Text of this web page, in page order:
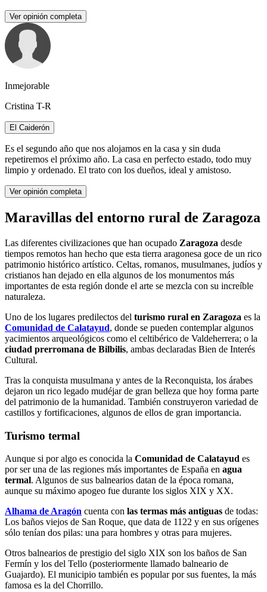
Ver opinión completa
Inmejorable
Cristina T-R
El Caiderón
Es el segundo año que nos alojamos en la casa y sin duda
repetiremos el próximo año. La casa en perfecto estado, todo muy
limpio y ordenado. El trato con los dueños, ideal y amistoso.
Ver opinión completa
Maravillas del entorno rural de Zaragoza
Las diferentes civilizaciones que han ocupado Zaragoza desde
tiempos remotos han hecho que esta tierra aragonesa goce de un rico
patrimonio histórico artístico. Celtas, romanos, musulmanes, judíos y
cristianos han dejado en ella algunos de los monumentos más
importantes de esta región donde el arte se mezcla con su increíble
naturaleza.
Uno de los lugares predilectos del turismo rural en Zaragoza es la
Comunidad de Calatayud, donde se pueden contemplar algunos
yacimientos arqueológicos como el celtibérico de Valdeherrera; o la
ciudad prerromana de Bilbilis, ambas declaradas Bien de Interés
Cultural.
Tras la conquista musulmana y antes de la Reconquista, los árabes
dejaron un rico legado mudéjar de gran belleza que hoy forma parte
del patrimonio de la humanidad. También construyeron variedad de
castillos y fortificaciones, algunos de ellos de gran importancia.
Turismo termal
Aunque si por algo es conocida la Comunidad de Calatayud es
por ser una de las regiones más importantes de España en agua
termal. Algunos de sus balnearios datan de la época romana,
aunque su máximo apogeo fue durante los siglos XIX y XX.
Alhama de Aragón cuenta con las termas más antiguas de todas:
Los baños viejos de San Roque, que data de 1122 y en sus orígenes
sólo tenían dos pilas: una para hombres y otras para mujeres.
Otros balnearios de prestigio del siglo XIX son los baños de San
Fermín y los del Tello (posteriormente llamado balneario de
Guajardo). El municipio también es popular por sus fuentes, la más
famosa es la del Chorrillo.